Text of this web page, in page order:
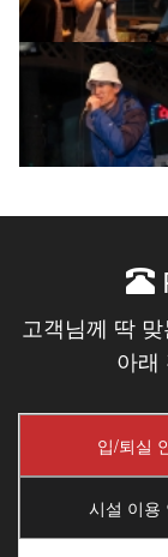
고객님께 딱
아래
입/퇴실
시설 이용